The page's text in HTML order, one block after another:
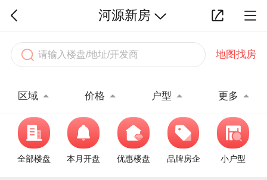
河源新房
地图找房
区域 价格 户型 更多
全部楼盘 本月开盘 优惠楼盘 品牌房企 小户型